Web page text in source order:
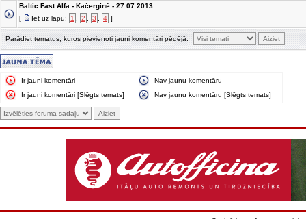
Baltic Fast Alfa - Kačerginė - 27.07.2013
[
Iet uz lapu: 1 2 3 4 ]
Parādiet tematus, kuros pievienoti jauni komentāri pēdējā:
Ir jauni komentāri
Nav jaunu komentāru
Ir jauni komentāri [Slēgts temats]
Nav jaunu komentāru [Slēgts temats]